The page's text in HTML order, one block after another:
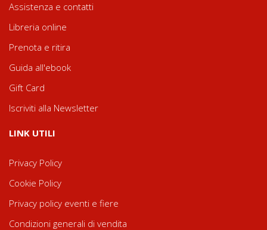
Assistenza e contatti
Libreria online
Prenota e ritira
Guida all'ebook
Gift Card
Iscriviti alla Newsletter
LINK UTILI
Privacy Policy
Cookie Policy
Privacy policy eventi e fiere
Condizioni generali di vendita